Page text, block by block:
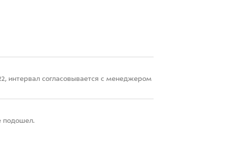
интервал согласовывается с менеджером
подошел.